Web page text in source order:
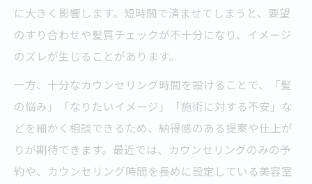
に大きく影響します。短時間で済ませてしまうと、要望
のすり合わせや髪質チェックが不十分になり、イメージ
のズレが生じることがあります。
一方、十分なカウンセリング時間を設けることで、「髪
の悩み」「なりたいイメージ」「施術に対する不安」な
どを細かく相談できるため、納得感のある提案や仕上が
りが期待できます。最近では、カウンセリングのみの予
約や、カウンセリング時間を長めに設定している美容室